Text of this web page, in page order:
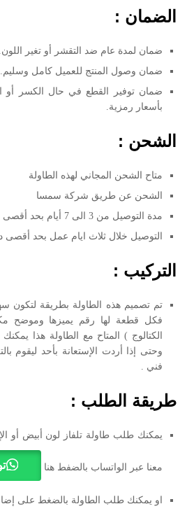
الضمان :
ضمان لمدة عام ضد التقشر أو تغير اللون.
ضمان وصول المنتج للعميل كامل وسليم.
ضمان توفير القطع في حال الكسر أو
بأسعار رمزية.
الشحن :
متاح الشحن المجاني لهذه الطاولة
الشحن عن طريق شركة سمسا
مدة التوصيل من 3 الى 7 أيام بحد أقصى خارج الرياض
التوصيل خلال ثلاث ايام عمل بحد أقصى
التركيب :
تم تصميم هذه الطاولة بطريقة لتكون
فكل قطعة لها رقم يميزها وموضح
الكتالوج ) المتاح مع الطاولة هذا
وحتى إذا أردت الإستعانة بأحد ليقوم
فني .
طريقة الطلب :
يمكنك طلب طاولة تلفاز لون أبيض أو
معنا عبر الواتساب بالضفط هنا
او يمكنك طلب الطاولة بالضغط على